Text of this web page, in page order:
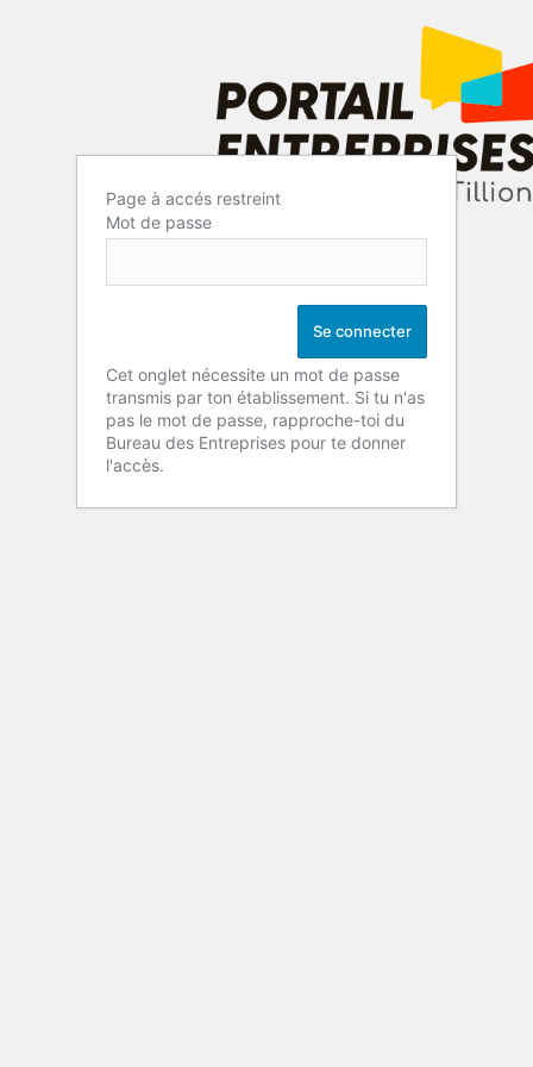
Page à accés restreint
Mot de passe
Cet onglet nécessite un mot de passe
transmis par ton établissement. Si tu n'as
pas le mot de passe, rapproche-toi du
Bureau des Entreprises pour te donner
l'accès.